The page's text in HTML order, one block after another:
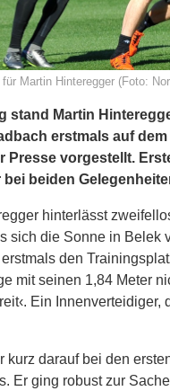
Martin Hinteregger (Foto:
stand Martin
erstmals auf
Presse vorgestellt.
bei beiden
hinterlässt
sich die Sonne in Belek
den
mit seinen 1,84 Meter
Ein Innenverteidiger,
kurz darauf bei den
Er ging robust zur